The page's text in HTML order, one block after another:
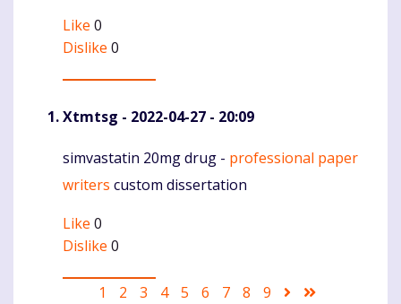
Like 0
Dislike 0
Xtmtsg - 2022-04-27 - 20:09
Komentaras
simvastatin 20mg drug - professional paper
writers custom dissertation
Like 0
Dislike 0
Pagination
Current
1 Puslapis
2 Puslapis
3 Puslapis
4 Puslapis
5 Puslapis
6 Puslapis
7 Puslapis
8 Puslapis
9
Sekantis